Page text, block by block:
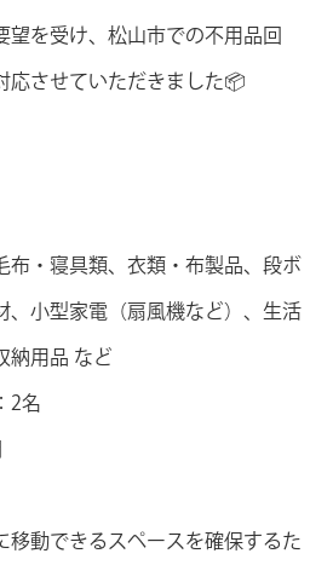
望を受け、松山市での不用品回
応させていただきました📦
布・寝具類、衣類・布製品、段ボ
、小型家電（扇風機など）、生活
納用品 など
2名
移動できるスペースを確保するた